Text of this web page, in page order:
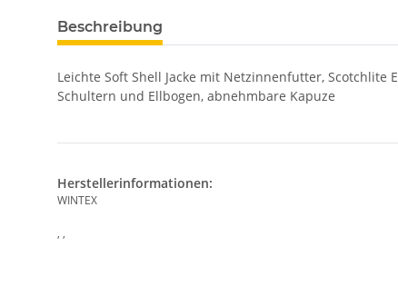
Beschreibung
Leichte Soft Shell Jacke mit Netzinnenfutter,
Schultern und Ellbogen, abnehmbare Kapuze
Herstellerinformationen:
WINTEX
, ,